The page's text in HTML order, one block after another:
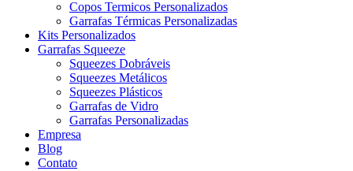
Copos Termicos Personalizados
Garrafas Térmicas Personalizadas
Kits Personalizados
Garrafas Squeeze
Squeezes Dobráveis
Squeezes Metálicos
Squeezes Plásticos
Garrafas de Vidro
Garrafas Personalizadas
Empresa
Blog
Contato